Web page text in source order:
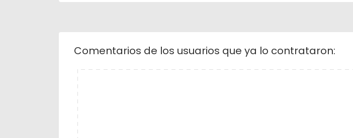
Comentarios de los usuarios que ya lo contrataron: